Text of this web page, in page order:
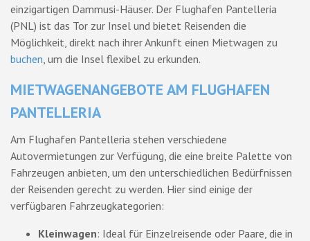
einzigartigen Dammusi-Häuser. Der Flughafen Pantelleria
(PNL) ist das Tor zur Insel und bietet Reisenden die
Möglichkeit, direkt nach ihrer Ankunft einen Mietwagen zu
buchen, um die Insel flexibel zu erkunden.
MIETWAGENANGEBOTE AM FLUGHAFEN
PANTELLERIA
Am Flughafen Pantelleria stehen verschiedene
Autovermietungen zur Verfügung, die eine breite Palette von
Fahrzeugen anbieten, um den unterschiedlichen Bedürfnissen
der Reisenden gerecht zu werden. Hier sind einige der
verfügbaren Fahrzeugkategorien:
Kleinwagen: Ideal für Einzelreisende oder Paare, die in